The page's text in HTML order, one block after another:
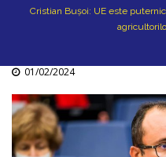
Cristian Bușoi: UE este
01/02/2024